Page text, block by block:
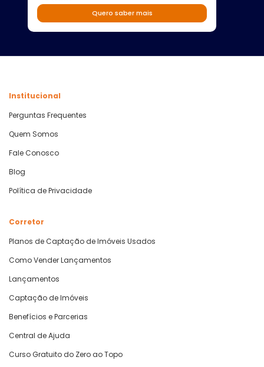
Quero saber mais
Institucional
Perguntas Frequentes
Quem Somos
Fale Conosco
Blog
Política de Privacidade
Corretor
Planos de Captação de Imóveis Usados
Como Vender Lançamentos
Lançamentos
Captação de Imóveis
Benefícios e Parcerias
Central de Ajuda
Curso Gratuito do Zero ao Topo